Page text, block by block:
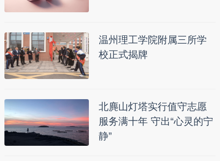
温州理工学院附属三所学
校正式揭牌
北麂山灯塔实行值守志愿
服务满十年 守出“心灵的宁
静”